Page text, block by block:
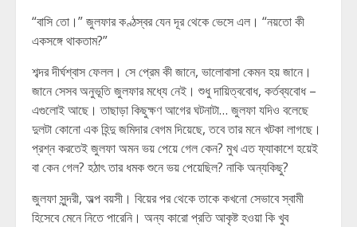
“বাসি তো।” জুলফার কণ্ঠস্বর যেন দূর থেকে ভেসে এল। “নয়তো কী
একসঙ্গে থাকতাম?”
শব্দর দীর্ঘশ্বাস ফেলল। সে প্রেম কী জানে, ভালোবাসা কেমন হয় জানে।
জানে সেসব অনুভূতি জুলফার মধ্যে নেই। শুধু দায়িত্ববোধ, কর্তব্যবোধ –
এগুলোই আছে। তাছাড়া কিছুক্ষণ আগের ঘটনাটা… জুলফা যদিও বলেছে
দুলটা কোনো এক হিন্দু জমিদার বেগম দিয়েছে, তবে তার মনে খটকা লাগছে।
প্রশ্ন করতেই জুলফা অমন ভয় পেয়ে গেল কেন? মুখ এত ফ্যাকাশে হয়েই
বা কেন গেল? হঠাৎ তার ধমক শুনে ভয় পেয়েছিল? নাকি অন্যকিছু?
জুলফা সুন্দরী, অল্প বয়সী। বিয়ের পর থেকে তাকে কখনো সেভাবে স্বামী
হিসেবে মেনে নিতে পারেনি। অন্য কারো প্রতি আকৃষ্ট হওয়া কি খুব